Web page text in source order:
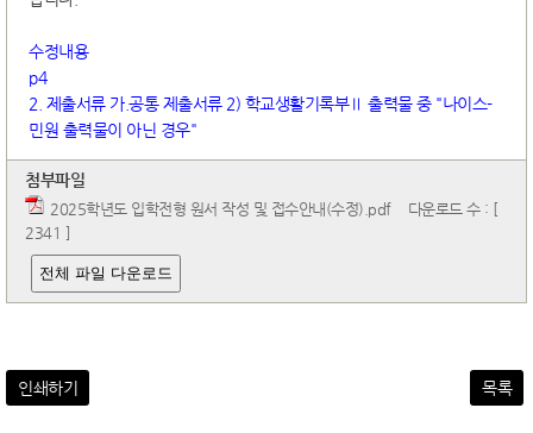
수정내용
p4
2. 제출서류 가.공통 제출서류 2) 학교생활기록부Ⅱ 출력물 중 "나이스-
민원 출력물이 아닌 경우"
첨부파일
2025학년도 입학전형 원서 작성 및 접수안내(수정).pdf다운로드 수 : [
2341 ]
전체 파일 다운로드
인쇄하기 목록